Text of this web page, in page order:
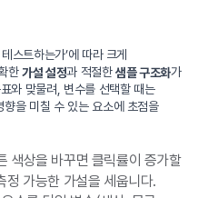
스트하는가’에 따라 크게
한가설 설정과 적절한샘플 구조화가
와 맞물려, 변수를 선택할 때는
을 미칠 수 있는 요소에 초점을
색상을 바꾸면 클릭률이 증가할
정 가능한 가설을 세웁니다.